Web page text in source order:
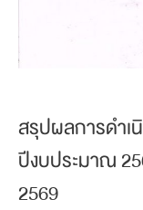
สรุปผลการดำเ
ปีงบประมาณ
2569